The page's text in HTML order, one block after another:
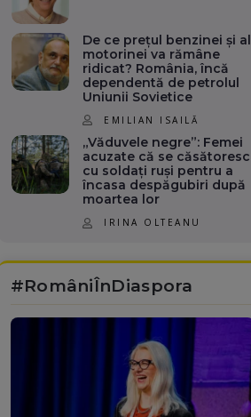
De ce prețul benzinei și al
motorinei va rămâne
ridicat? România, încă
dependentă de petrolul
Uniunii Sovietice
EMILIAN ISAILĂ
„Văduvele negre”: Femei
acuzate că se căsătoresc
cu soldați ruși pentru a
încasa despăgubiri după
moartea lor
IRINA OLTEANU
#RomâniÎnDiaspora